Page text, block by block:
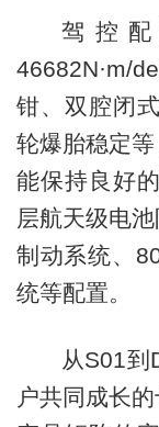
驾控
46682N·m/
钳、双腔闭
轮爆胎稳定
能保持良好
层航天级电
制动系统、
统等配置。
从S01到
户共同成长